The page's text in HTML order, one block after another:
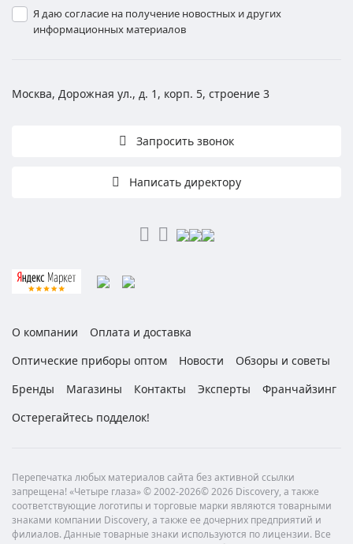
Я даю согласие на получение новостных и других
информационных материалов
Москва, Дорожная ул., д. 1, корп. 5, строение 3
Запросить звонок
Написать директору
О компании
Оплата и доставка
Оптические приборы оптом
Новости
Обзоры и советы
Бренды
Магазины Контакты Эксперты
Франчайзинг
Остерегайтесь подделок!
Перепечатка любых материалов сайта без активной ссылки
запрещена! «Четыре глаза» © 2002-2026© 2026 Discovery, а также
соответствующие логотипы и торговые марки являются товарными
знаками компании Discovery, а также ее дочерних предприятий и
филиалов. Данные товарные знаки используются по лицензии. Все